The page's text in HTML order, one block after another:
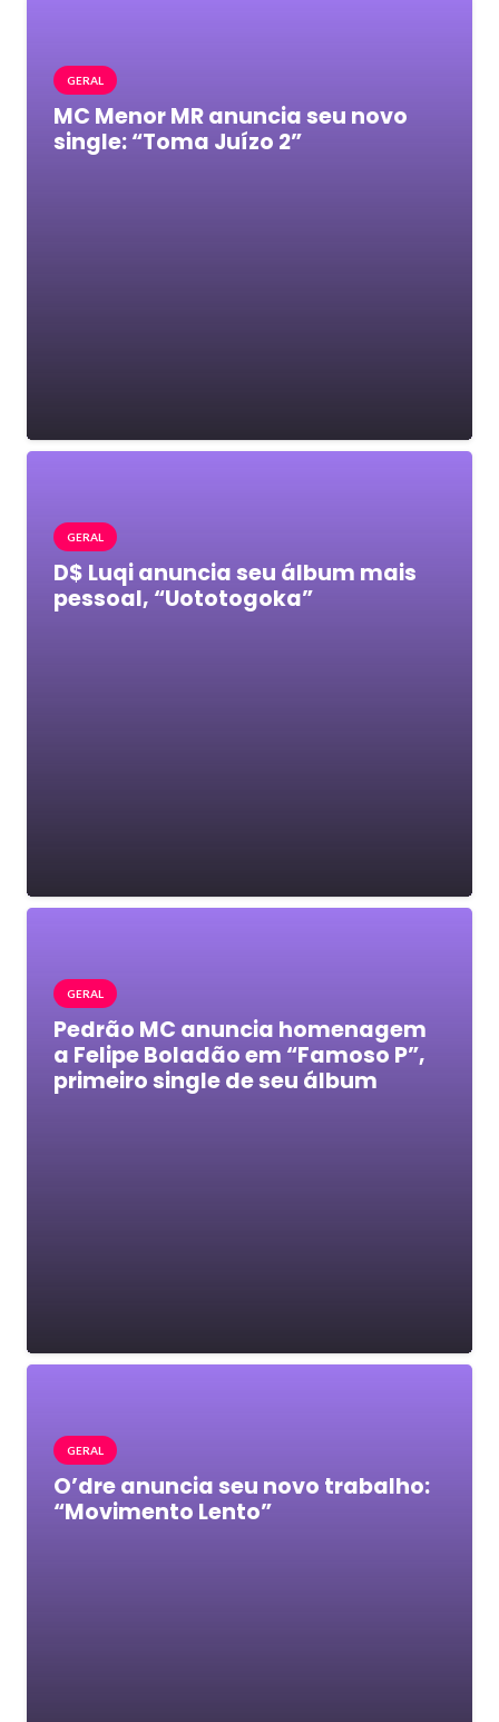
GERAL
MC Menor MR anuncia seu novo
single: “Toma Juízo 2”
GERAL
D$ Luqi anuncia seu álbum mais
pessoal, “Uototogoka”
GERAL
Pedrão MC anuncia homenagem
a Felipe Boladão em “Famoso P”,
primeiro single de seu álbum
GERAL
O’dre anuncia seu novo trabalho:
“Movimento Lento”